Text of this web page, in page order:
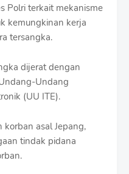
Polri terkait mekanisme
kemungkinan kerja
tersangka.
dijerat dengan
Undang
(UU ITE).
asal Jepang,
tindak pidana